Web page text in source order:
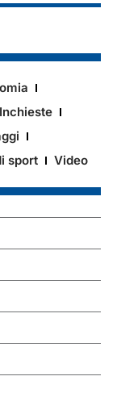
Inchieste
sport Video